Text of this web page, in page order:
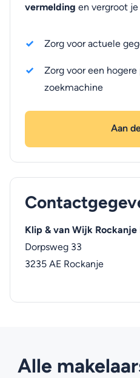
vermelding en vergroot
Zorg voor actuele
Zorg voor een
zoekmachine
Aan
Klip & van Wijk Rockanje
Dorpsweg 33
3235 AE Rockanje
Alle